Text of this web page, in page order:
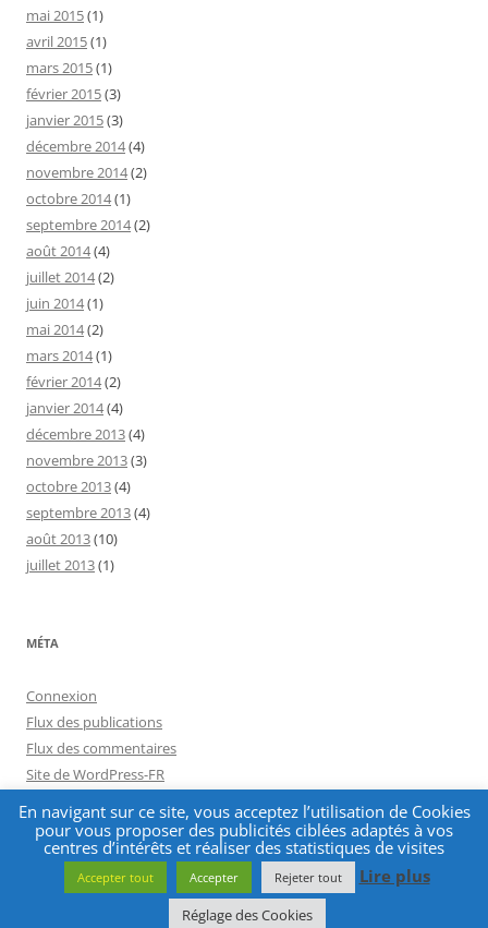
mai 2015(1)
avril 2015(1)
mars 2015(1)
février 2015(3)
janvier 2015(3)
décembre 2014(4)
novembre 2014(2)
octobre 2014(1)
septembre 2014(2)
août 2014(4)
juillet 2014(2)
juin 2014(1)
mai 2014(2)
mars 2014(1)
février 2014(2)
janvier 2014(4)
décembre 2013(4)
novembre 2013(3)
octobre 2013(4)
septembre 2013(4)
août 2013(10)
juillet 2013(1)
MÉTA
Connexion
Flux des publications
Flux des commentaires
Site de WordPress-FR
Fièrement propulsé par WordPress
En navigant sur ce site, vous acceptez l’utilisation de Cookies
pour vous proposer des publicités ciblées adaptés à vos
centres d’intérêts et réaliser des statistiques de visites
Accepter tout Accepter Rejeter tout Lire plus
Réglage des Cookies